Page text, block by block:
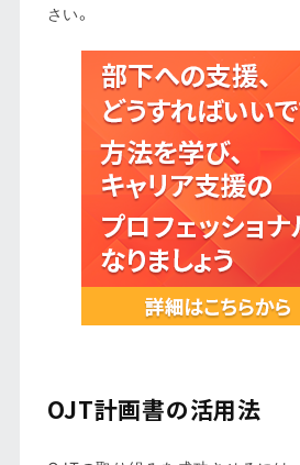
さい。
OJT計画書の活用法